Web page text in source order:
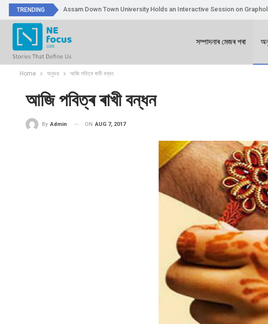
TRENDING Assam Down Town University Holds an Interactive Session on
সম্পাদনাৰ মেজৰ পৰা
Home অনুভৱ আজি পবিত্ৰ ৰাখী বন্ধন
আজি পবিত্ৰ ৰাখী বন্ধন
By Admin ON AUG 7, 2017